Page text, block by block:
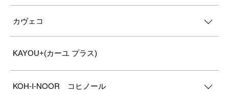
カヴェコ
KAYOU+(カーユ プラス)
KOH-I-NOOR コヒノール